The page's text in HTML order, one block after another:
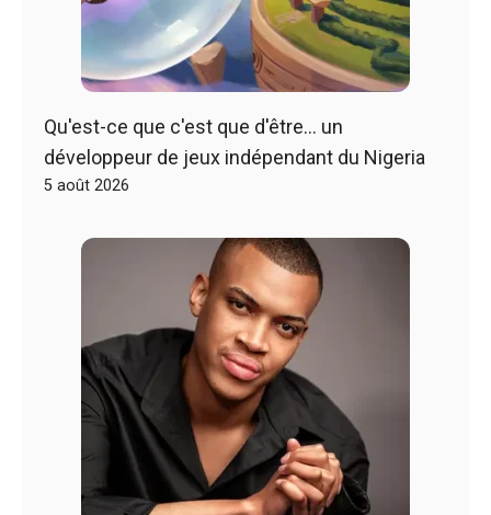
Qu'est-ce que c'est que d'être… un
développeur de jeux indépendant du Nigeria
5 août 2026